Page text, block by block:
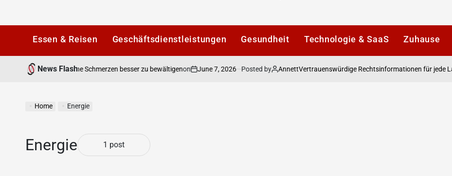
Essen & Reisen Geschäftsdienstleistungen Gesundheit Technologie & SaaS Zuhause
News Flash
hilft, chronische Schmerzen besser zu bewältigenon June 7, 2026 Posted by AnnettVertrauenswürdige Rechtsinformationen für jede Lageon
Home Energie
Energie 1 post